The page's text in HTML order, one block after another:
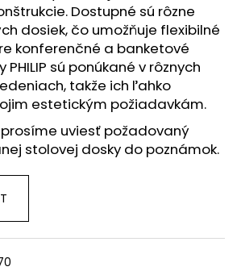
Dostupné sú rôzne
dosiek, čo umožňuje flexibilné
konferenčné a banketové
sú ponúkané v rôznych
takže ich ľahko
estetickým požiadavkám.
uviesť požadovaný
stolovej dosky do poznámok.